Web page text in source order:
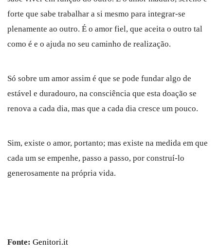
forte que sabe trabalhar a si mesmo para integrar-se
plenamente ao outro. É o amor fiel, que aceita o outro tal
como é e o ajuda no seu caminho de realização.
Só sobre um amor assim é que se pode fundar algo de
estável e duradouro, na consciência que esta doação se
renova a cada dia, mas que a cada dia cresce um pouco.
Sim, existe o amor, portanto; mas existe na medida em que
cada um se empenhe, passo a passo, por construí-lo
generosamente na própria vida.
Fonte: Genitori.it